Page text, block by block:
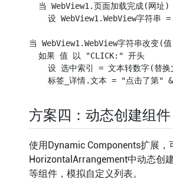
</div>
div id="list"> </div>
function renderList ( data) {
var html =
;
  data
. forEach(function(item,
    html
+= '<div class="info">';
    html
+= '<div class="title">'
    html
+= '</div>';
item
      html
+= '<div
}
  当 WebView1.页面加载完成(网址)
设 WebView1.WebView字符串 =
当 WebView1.WebView字符串改变(
  如果 值 以 "CLICK:" 开头
设 选中索引 = 文本转数字(替
方案四：动态创建组件
使用Dynamic Components扩展，
HorizontalArrangement中动态创
等组件，模拟自定义列表。